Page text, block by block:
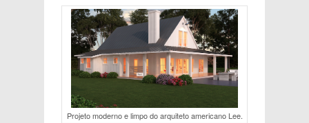
Projeto moderno e limpo do arquiteto americano Lee.